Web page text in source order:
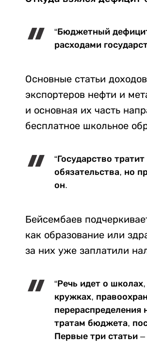
“Бюджетный
расходами
Основные статьи
экспортеров нефти и
и основная их часть
бесплатное школьное
“Государство
обязательства, но
он.
Бейсембаев
как образование или
за них уже заплатили
“Речь идет о
кружках,
перераспределения
тратам бюджета,
Первые три статьи